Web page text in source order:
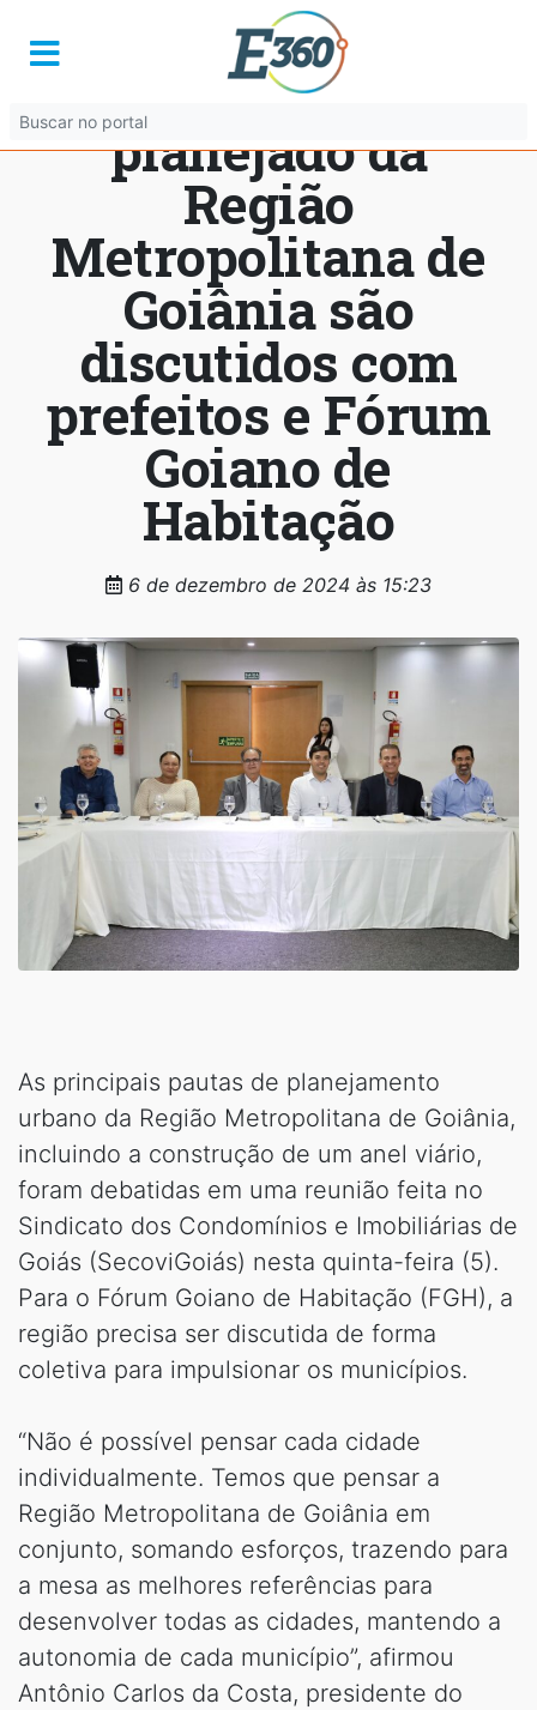
Integração e
crescimento
planejado da
Região
Metropolitana de
Goiânia são
discutidos com
prefeitos e Fórum
Goiano de
Habitação
6 de dezembro de 2024 às 15:23
As principais pautas de planejamento
urbano da Região Metropolitana de Goiânia,
incluindo a construção de um anel viário,
foram debatidas em uma reunião feita no
Sindicato dos Condomínios e Imobiliárias de
Goiás (SecoviGoiás) nesta quinta-feira (5).
Para o Fórum Goiano de Habitação (FGH), a
região precisa ser discutida de forma
coletiva para impulsionar os municípios.
“Não é possível pensar cada cidade
individualmente. Temos que pensar a
Região Metropolitana de Goiânia em
conjunto, somando esforços, trazendo para
a mesa as melhores referências para
desenvolver todas as cidades, mantendo a
autonomia de cada município”, afirmou
Antônio Carlos da Costa, presidente do